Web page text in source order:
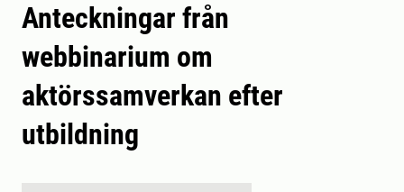
Anteckningar från
webbinarium om
aktörssamverkan efter
utbildning